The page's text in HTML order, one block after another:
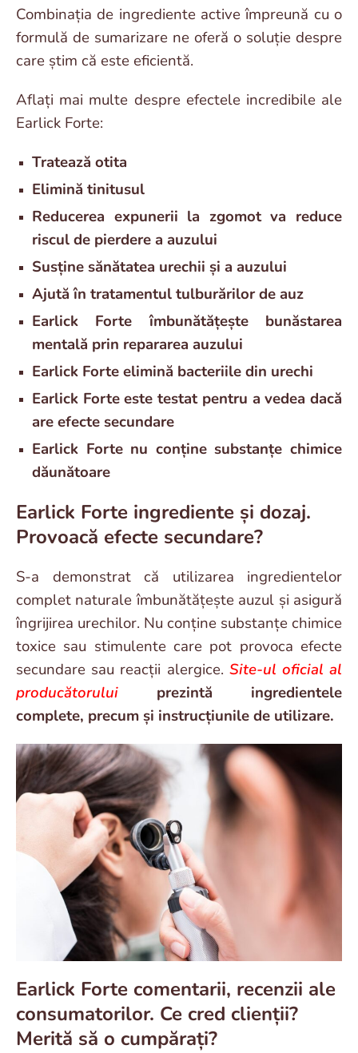
Combinația de ingrediente active împreună cu o
formulă de sumarizare ne oferă o soluție despre
care știm că este eficientă.
Aflați mai multe despre efectele incredibile ale
Earlick Forte:
Tratează otita
Elimină tinitusul
Reducerea expunerii la zgomot va reduce
riscul de pierdere a auzului
Susține sănătatea urechii și a auzului
Ajută în tratamentul tulburărilor de auz
Earlick Forte îmbunătățește bunăstarea
mentală prin repararea auzului
Earlick Forte elimină bacteriile din urechi
Earlick Forte este testat pentru a vedea dacă
are efecte secundare
Earlick Forte nu conține substanțe chimice
dăunătoare
Earlick Forte ingrediente și dozaj.
Provoacă efecte secundare?
S-a demonstrat că utilizarea ingredientelor
complet naturale îmbunătățește auzul și asigură
îngrijirea urechilor. Nu conține substanțe chimice
toxice sau stimulente care pot provoca efecte
secundare sau reacții alergice. Site-ul oficial al
producătorului prezintă ingredientele
complete, precum și instrucțiunile de utilizare.
Earlick Forte comentarii, recenzii ale
consumatorilor. Ce cred clienții?
Merită să o cumpărați?